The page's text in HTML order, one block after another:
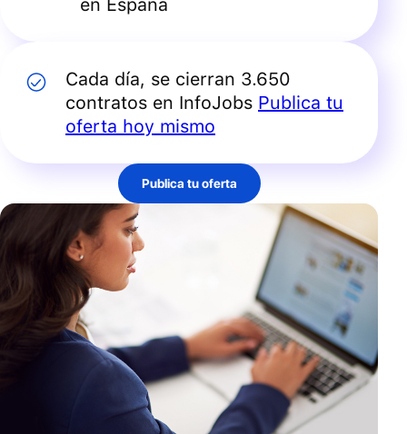
en España
Cada día, se cierran 3.650
contratos en InfoJobs Publica tu
oferta hoy mismo
Publica tu oferta